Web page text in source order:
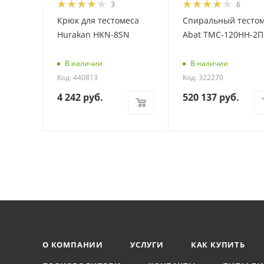
3
Крюк для тестомеса
Hurakan HKN-8SN
В наличии
Код: 440813
4 242руб.
6
Спиральный
Abat ТМС-120НН-2П
В наличии
Код: 322270
520 137 руб.
О КОМПАНИИ УСЛУГИ
КАК КУПИТЬ